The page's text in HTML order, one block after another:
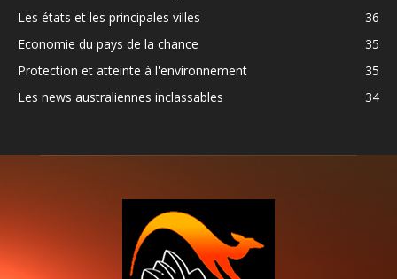
Les états et les principales villes
36
Economie du pays de la chance
35
Protection et atteinte à l'environnement
35
Les news australiennes inclassables
34